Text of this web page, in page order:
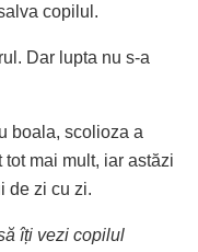
copilul.
Dar lupta nu s-a
boala, scolioza a
mai mult, iar astăzi
de zi cu zi.
îți vezi copilul